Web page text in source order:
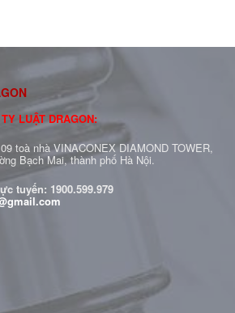
LUẬT DRAGON:
toà nhà VINACONEX DIAMOND TOWER,
Bạch Mai, thành phố Hà Nội.
tuyến: 1900.599.979